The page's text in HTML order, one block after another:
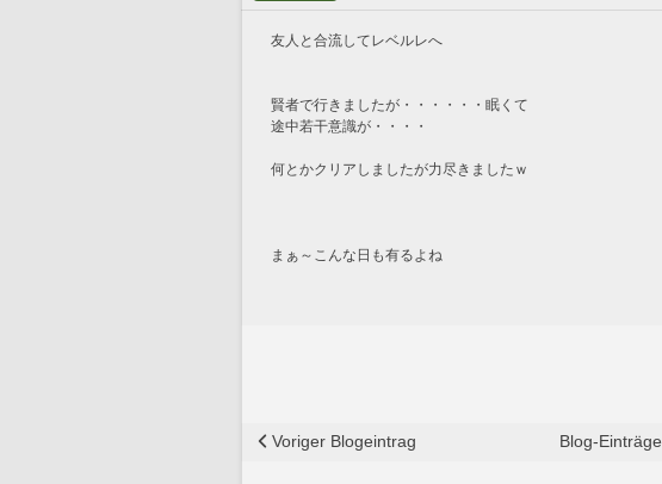
友人と合流してレベルレへ
賢者で行きましたが・・・・・・眠くて
途中若干意識が・・・・
何とかクリアしましたが力尽きましたｗ
まぁ～こんな日も有るよね
Voriger Blogeintrag Blog-Einträge